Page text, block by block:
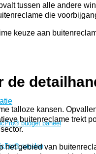
budget paneel
panelen
tussen alle andere
die
keuze aan
de
talloze kansen.
buitenreclame trekt
het gebied van